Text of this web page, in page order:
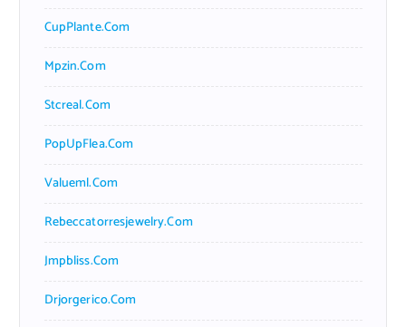
CupPlante.com
Mpzin.com
Stcreal.com
PopUpFlea.com
Valueml.com
Rebeccatorresjewelry.com
Jmpbliss.com
Drjorgerico.com